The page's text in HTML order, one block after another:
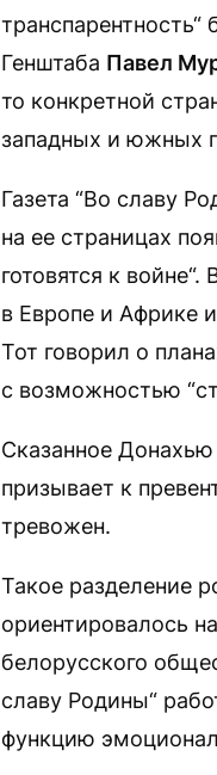
транспарентность“
Генштаба Павел
то конкретной
западных и южных
Газета “Во славу
на ее страницах
готовятся к
в Европе и Африке
Тот говорил о
с возможностью
Сказанное Донахью
призывает к
тревожен.
Такое разделение
ориентировалось
белорусского
славу Родины“
функцию